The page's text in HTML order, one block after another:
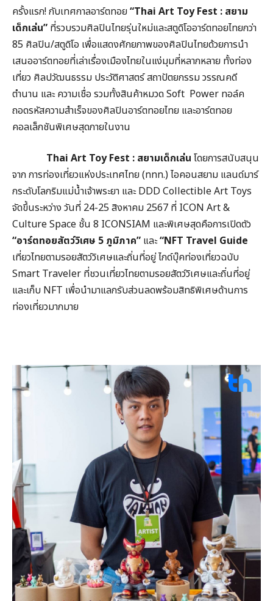
ครั้งแรก! กับเทศกาลอาร์ตทอย“Thai Art Toy Fest : สยาม
เด็กเล่น” ที่รวบรวมศิลปินไทยรุ่นใหม่และสตูดิโออาร์ตทอยไทยกว่า
85 ศิลปิน/สตูดิโอ เพื่อแสดงศักยภาพของศิลปินไทยด้วยการนำ
เสนออาร์ตทอยที่เล่าเรื่องเมืองไทยในแง่มุมที่หลากหลาย ทั้งท่อง
เที่ยว ศิลปวัฒนธรรม ประวัติศาสตร์ สถาปัตยกรรม วรรณคดี
ตำนาน และ ความเชื่อ รวมทั้งสินค้าหมวด Soft Power ทอล์ค
ถอดรหัสความสำเร็จของศิลปินอาร์ตทอยไทย และอาร์ตทอย
คอลเล็กชันพิเศษสุดภายในงาน
Thai Art Toy Fest : สยามเด็กเล่น โดยการสนับสนุน
จาก การท่องเที่ยวแห่งประเทศไทย (ททท.) ไอคอนสยาม แลนด์มาร์
กระดับโลกริมแม่น้ำเจ้าพระยา และ DDD Collectible Art Toys
จัดขึ้นระหว่าง วันที่ 24-25 สิงหาคม 2567 ที่ ICON Art &
Culture Space ชั้น 8 ICONSIAM และพิเศษสุดคือการเปิดตัว
“อาร์ตทอยสัตว์วิเศษ 5ภูมิภาค” และ“NFT Travel Guide
เที่ยวไทยตามรอยสัตว์วิเศษและถิ่นที่อยู่ ไกด์บุ๊คท่องเที่ยวฉบับ
Smart Traveler ที่ชวนเที่ยวไทยตามรอยสัตว์วิเศษและถิ่นที่อยู่
และเก็บ NFT เพื่อนำมาแลกรับส่วนลดพร้อมสิทธิพิเศษด้านการ
ท่องเที่ยวมากมาย